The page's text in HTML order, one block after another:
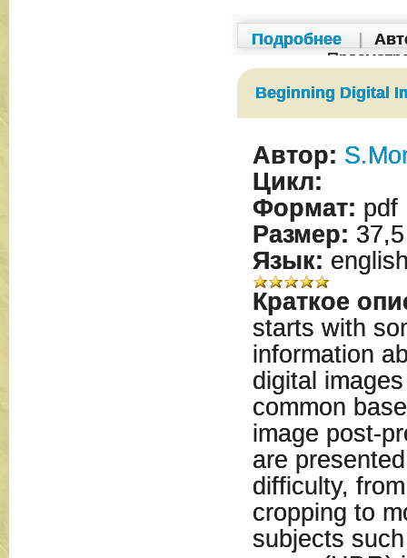
Подробнее
Beginning Digital
Автор:
Цикл:
Формат: pdf
Размер:
Язык:
Краткое
starts with
information
digital
common
image post-
are
difficulty,
cropping to
subjects